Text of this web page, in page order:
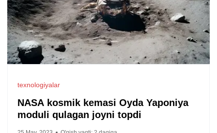
texnologiyalar
NASA kosmik kemasi Oyda Yaponiya
moduli qulagan joyni topdi